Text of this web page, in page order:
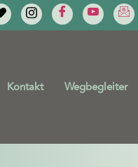
Kontakt Wegbegleiter